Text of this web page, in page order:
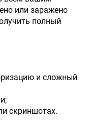
или заражено
полный
и сложный
скриншотах.